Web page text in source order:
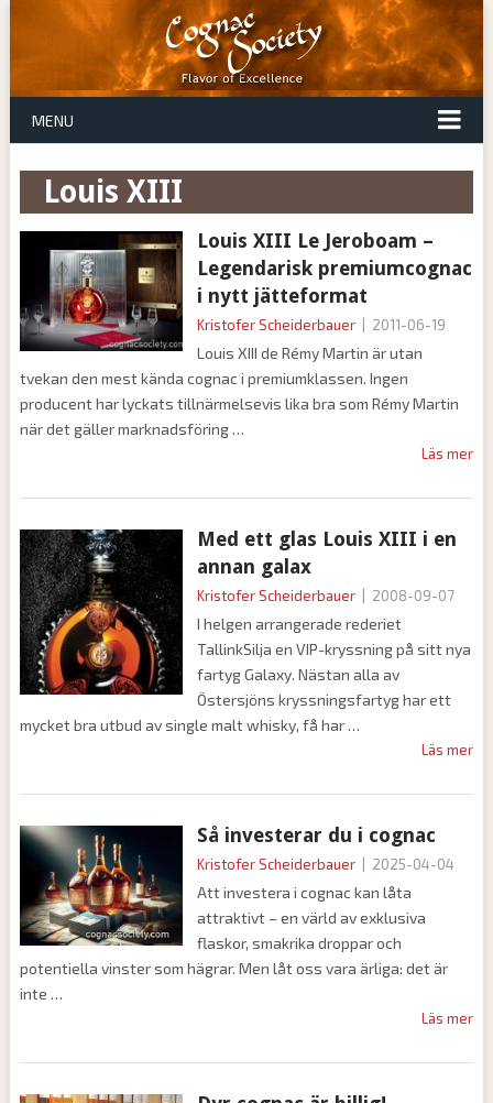
MENU
Louis XIII
Louis XIII Le Jeroboam –
Legendarisk premiumcognac
i nytt jätteformat
Kristofer Scheiderbauer 2011-06-19
Louis XIII de Rémy Martin är utan
tvekan den mest kända cognac i premiumklassen. Ingen
producent har lyckats tillnärmelsevis lika bra som Rémy Martin
när det gäller marknadsföring
Läs mer
Med ett glas Louis XIII i en
annan galax
Kristofer Scheiderbauer 2008-09-07
I helgen arrangerade rederiet
TallinkSilja en VIP-kryssning på sitt nya
fartyg Galaxy. Nästan alla av
Östersjöns kryssningsfartyg har ett
mycket bra utbud av single malt whisky, få har
Läs mer
Så investerar du i cognac
Kristofer Scheiderbauer 2025-04-04
Att investera i cognac kan låta
attraktivt – en värld av exklusiva
flaskor, smakrika droppar och
potentiella vinster som hägrar. Men låt oss vara ärliga: det är
inte
Läs mer